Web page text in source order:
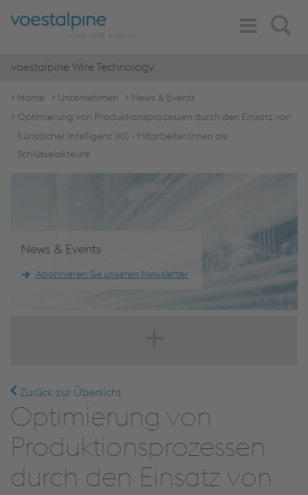
Search
Toggle
Navigation
voestalpine Wire Technology
Home Unternehmen
News & Events
Optimierung von Produktionsprozessen durch den Einsatz von
Künstlicher Intelligenz (KI) - Mitarbeiter:innen als
Schlüsselakteure
News & Events
Abonnieren Sie unseren Newsletter
Zurück zur Übersicht
Optimierung von
Produktionsprozessen
durch den Einsatz von